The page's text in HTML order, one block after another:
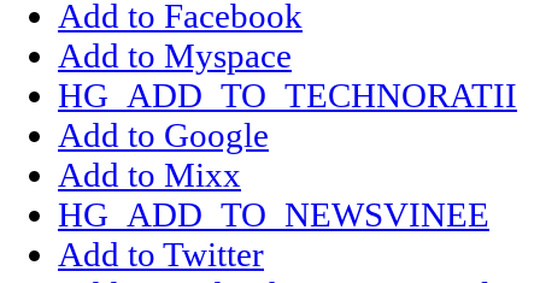
Add to Facebook
Add to Myspace
HG_ADD_TO_TECHNORATII
Add to Google
Add to Mixx
HG_ADD_TO_NEWSVINEE
Add to Twitter